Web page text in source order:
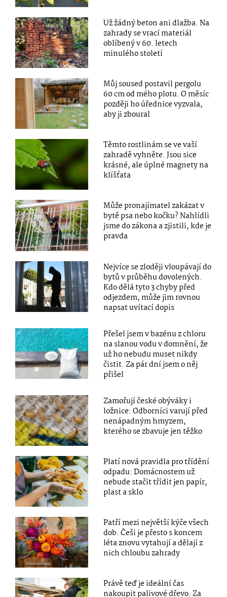
Už žádný beton ani dlažba. Na
zahrady se vrací materiál
oblíbený v 60. letech
minulého století
Můj soused postavil pergolu
60 cm od mého plotu. O měsíc
později ho úřednice vyzvala,
aby ji zboural
Těmto rostlinám se ve vaší
zahradě vyhněte. Jsou sice
krásné, ale úplné magnety na
klíšťata
Může pronajímatel zakázat v
bytě psa nebo kočku? Nahlídli
jsme do zákona a zjistili, kde je
pravda
Nejvíce se zloději vloupávají do
bytů v průběhu dovolených.
Kdo dělá tyto 3 chyby před
odjezdem, může jim rovnou
napsat uvítací dopis
Přešel jsem v bazénu z chloru
na slanou vodu v domnění, že
už ho nebudu muset nikdy
čistit. Za pár dní jsem o něj
přišel
Zamořují české obýváky i
ložnice: Odborníci varují před
nenápadným hmyzem,
kterého se zbavuje jen těžko
Platí nová pravidla pro třídění
odpadu: Domácnostem už
nebude stačit třídit jen papír,
plast a sklo
Patří mezi největší kýče všech
dob. Češi je přesto s koncem
léta znovu vytahují a dělají z
nich chloubu zahrady
Právě teď je ideální čas
nakoupit palivové dřevo. Za